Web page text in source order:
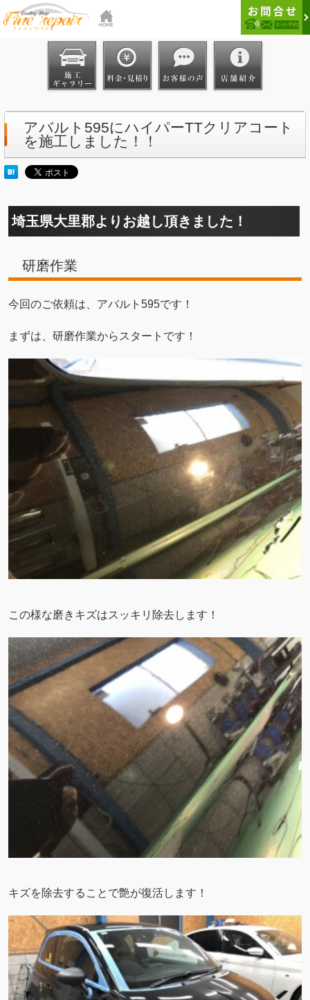
アバルト595にハイパーTTクリアコート
を施工しました！！
埼玉県大里郡よりお越し頂きました！
研磨作業
今回のご依頼は、アバルト595です！
まずは、研磨作業からスタートです！
この様な磨きキズはスッキリ除去します！
キズを除去することで艶が復活します！